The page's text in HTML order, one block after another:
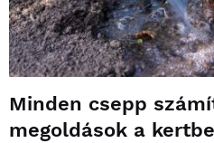
Minden csepp
megoldások a